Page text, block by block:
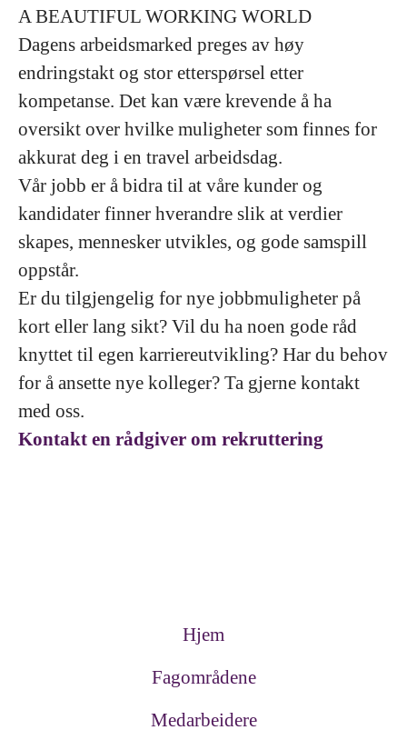
A BEAUTIFUL WORKING WORLD
Dagens arbeidsmarked preges av høy
endringstakt og stor etterspørsel etter
kompetanse. Det kan være krevende å ha
oversikt over hvilke muligheter som finnes for
akkurat deg i en travel arbeidsdag.
Vår jobb er å bidra til at våre kunder og
kandidater finner hverandre slik at verdier
skapes, mennesker utvikles, og gode samspill
oppstår.
Er du tilgjengelig for nye jobbmuligheter på
kort eller lang sikt? Vil du ha noen gode råd
knyttet til egen karriereutvikling? Har du behov
for å ansette nye kolleger? Ta gjerne kontakt
med oss.
Kontakt en rådgiver om rekruttering
Hjem
Fagområdene
Medarbeidere